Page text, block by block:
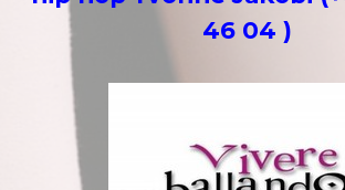
46 04 )